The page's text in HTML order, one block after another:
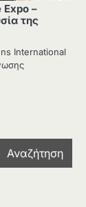
Expo –
της
International
Αναζήτηση